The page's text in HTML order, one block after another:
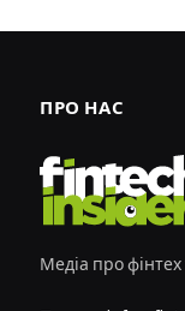
ПРО НАС
Медіа про фінтех